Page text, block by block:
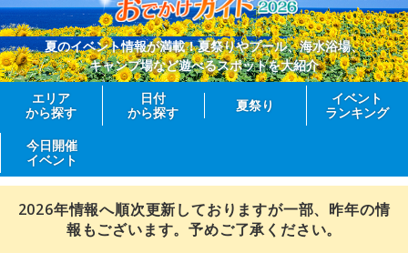
夏のイベント情報が満載！夏祭りやプール、海水浴場、
キャンプ場など遊べるスポットを大紹介
エリア
から探す
日付
から探す
夏祭り
イベント
ランキング
今日開催
イベント
2026年情報へ順次更新しておりますが一部、昨年の情
報もございます。予めご了承ください。